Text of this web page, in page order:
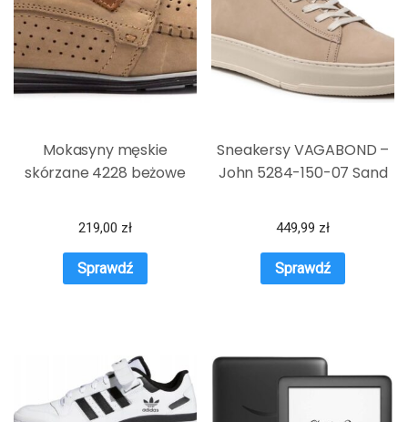
Mokasyny męskie
skórzane 4228 beżowe
219,00 zł
Sprawdź
Sneakersy VAGABOND –
John 5284-150-07 Sand
449,99 zł
Sprawdź